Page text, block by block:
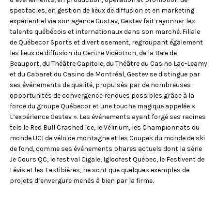
spectacles, en gestion de lieux de diffusion et en marketing
expérientiel via son agence Gustav, Gestev fait rayonner les
talents québécois et internationaux dans son marché. Filiale
de Québecor Sports et divertissement, regroupant également
les lieux de diffusion du Centre Vidéotron, de la Baie de
Beauport, du Théâtre Capitole, du Théâtre du Casino Lac-Leamy
et du Cabaret du Casino de Montréal, Gestev se distingue par
ses événements de qualité, propulsés par de nombreuses
opportunités de convergence rendues possibles grâce à la
force du groupe Québecor et une touche magique appelée «
L’expérience Gestev ». Les événements ayant forgé ses racines
tels le Red Bull Crashed Ice, le Vélirium, les Championnats du
monde UCI de vélo de montagne et les Coupes du monde de ski
de fond, comme ses événements phares actuels dont la série
Je Cours QC, le festival Cigale, Igloofest Québec, le Festivent de
Lévis et les Festibières, ne sont que quelques exemples de
projets d’envergure menés à bien par la firme.